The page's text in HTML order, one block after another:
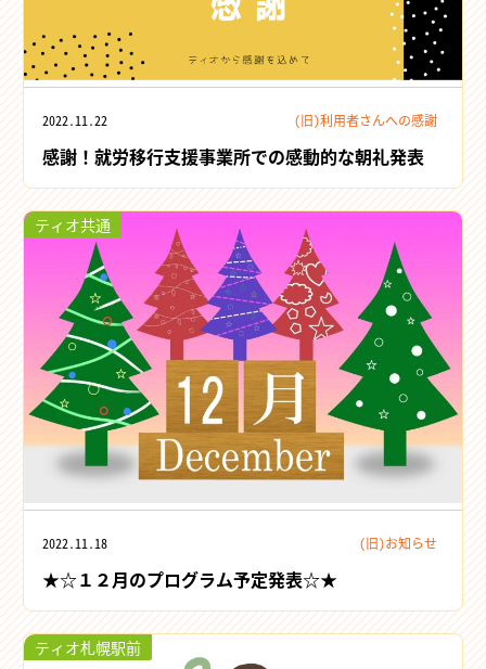
2022.11.22 (旧)利用者さんへの感謝
感謝！就労移行支援事業所での感動的な朝礼発表
ティオ共通
2022.11.18 (旧)お知らせ
★☆１２月のプログラム予定発表☆★
ティオ札幌駅前